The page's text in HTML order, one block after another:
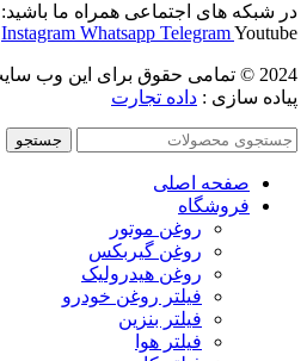
در شبکه های اجتماعی همراه ما باشید:
Instagram Whatsapp TelegramYoutube
2024 © تمامی حقوق برای این
پیاده سازی : داده تجارت
جستجو
صفحه اصلی
فروشگاه
روغن موتور
روغن گیربکس
روغن هیدرولیک
فیلتر روغن خودرو
فیلتر بنزین
فیلتر هوا